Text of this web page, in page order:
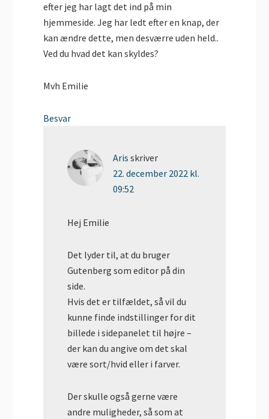
efter jeg har lagt det ind på min
hjemmeside. Jeg har ledt efter en knap, der
kan ændre dette, men desværre uden held..
Ved du hvad det kan skyldes?
Mvh Emilie
Besvar
Aris skriver
22. december 2022 kl.
09:52
Hej Emilie
Det lyder til, at du bruger
Gutenberg som editor på din
side.
Hvis det er tilfældet, så vil du
kunne finde indstillinger for dit
billede i sidepanelet til højre –
der kan du angive om det skal
være sort/hvid eller i farver.
Der skulle også gerne være
andre muligheder, så som at